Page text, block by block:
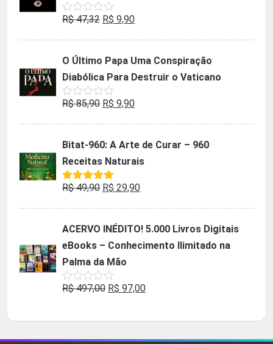
Avaliação
de
R$47,32 O
era:
R$ 47,32.
R$ 9,90O
é:
R$ 9,90.
O Último Papa Uma Conspiração
Diabólica Para Destruir o Vaticano
Avaliação
de
R$85,90 O
era:
R$ 85,90.
R$ 9,90O
é:
R$ 9,90.
Bitat-960: A Arte de Curar – 960
Receitas Naturais
Avaliação
R$49,90 O
era:
R$ 49,90.
R$ 29,90O
é:
R$ 29,90.
ACERVO INÉDITO! 5.000 Livros Digitais
eBooks – Conhecimento Ilimitado na
Palma da Mão
Avaliação
5
R$497,00 O
original
era:
R$ 97,00O
atual
é: